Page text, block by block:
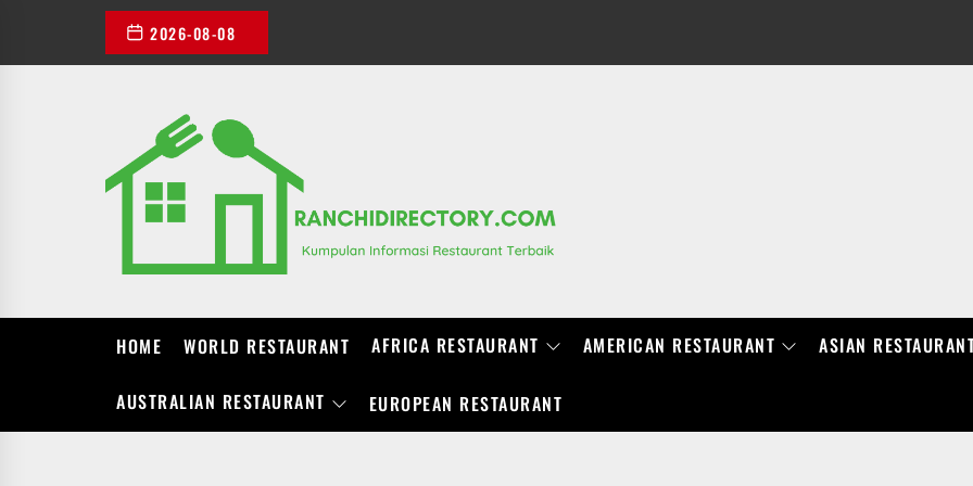
the
2026-08-08
HOME WORLD RESTAURANT AFRICA RESTAURANT AMERICAN RESTAURANT ASIAN
AUSTRALIAN RESTAURANT EUROPEAN RESTAURANT